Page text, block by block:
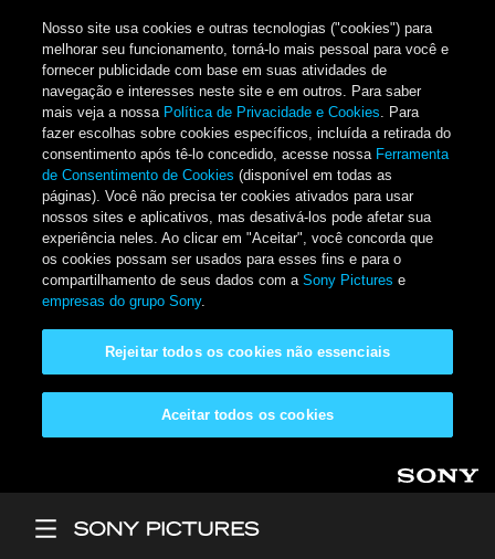
Nosso site usa cookies e outras tecnologias ("cookies") para
melhorar seu funcionamento, torná-lo mais pessoal para você e
fornecer publicidade com base em suas atividades de
navegação e interesses neste site e em outros. Para saber
mais veja a nossa Política de Privacidade e Cookies. Para
fazer escolhas sobre cookies específicos, incluída a retirada do
consentimento após tê-lo concedido, acesse nossa Ferramenta
de Consentimento de Cookies (disponível em todas as
páginas). Você não precisa ter cookies ativados para usar
nossos sites e aplicativos, mas desativá-los pode afetar sua
experiência neles. Ao clicar em "Aceitar", você concorda que
os cookies possam ser usados para esses fins e para o
compartilhamento de seus dados com aSony Pictures e
empresas do grupo Sony.
Rejeitar todos os cookies não essenciais
Aceitar todos os cookies